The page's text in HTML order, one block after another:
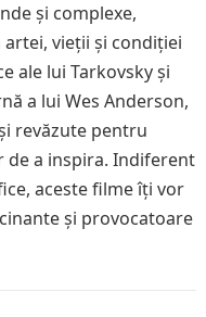
și complexe,
vieții și condiției
ale lui Tarkovsky și
a lui Wes Anderson,
revăzute pentru
de a inspira. Indiferent
aceste filme îți vor
și provocatoare